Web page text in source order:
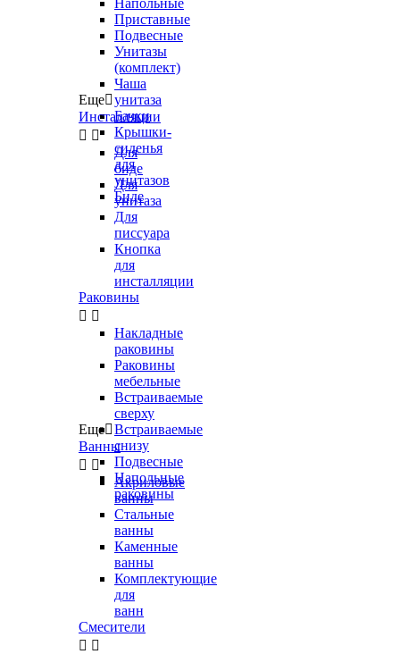
Напольные
Приставные
Подвесные
Унитазы
(комплект)
Чаша
унитаза
Бачки
Крышки-
сиденья
для
унитазов
Биде
Еще
Инсталляции
 
Для
биде
Для
унитаза
Для
писсуара
Кнопка
для
инсталляции
Раковины
 
Накладные
раковины
Раковины
мебельные
Встраиваемые
сверху
Встраиваемые
снизу
Подвесные
Напольные
раковины
Еще
Ванны
 
Акриловые
ванны
Стальные
ванны
Каменные
ванны
Комплектующие
для
ванн
Смесители
 